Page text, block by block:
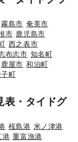
霧島市 奄美市
市 鹿児島市
西之表市
布志市 知名町
鹿屋市 和泊町
町
表・タイドグ
桜島港 米ノ津港
港 重富漁港